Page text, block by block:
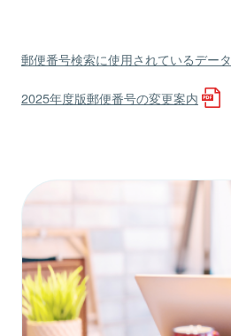
郵便番号検索に使用されているデー
2025年度版郵便番号の変更案内